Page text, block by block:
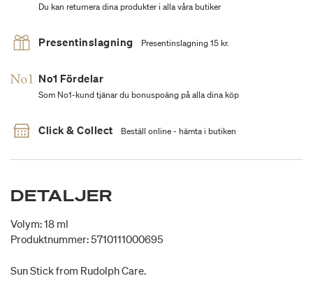
Du kan returnera dina produkter i alla våra butiker
Presentinslagning Presentinslagning 15 kr.
No1 Fördelar
Som No1-kund tjänar du bonuspoäng på alla dina köp
Click & Collect Beställ online - hämta i butiken
DETALJER
Volym: 18 ml
Produktnummer: 5710111000695
Sun Stick from Rudolph Care.